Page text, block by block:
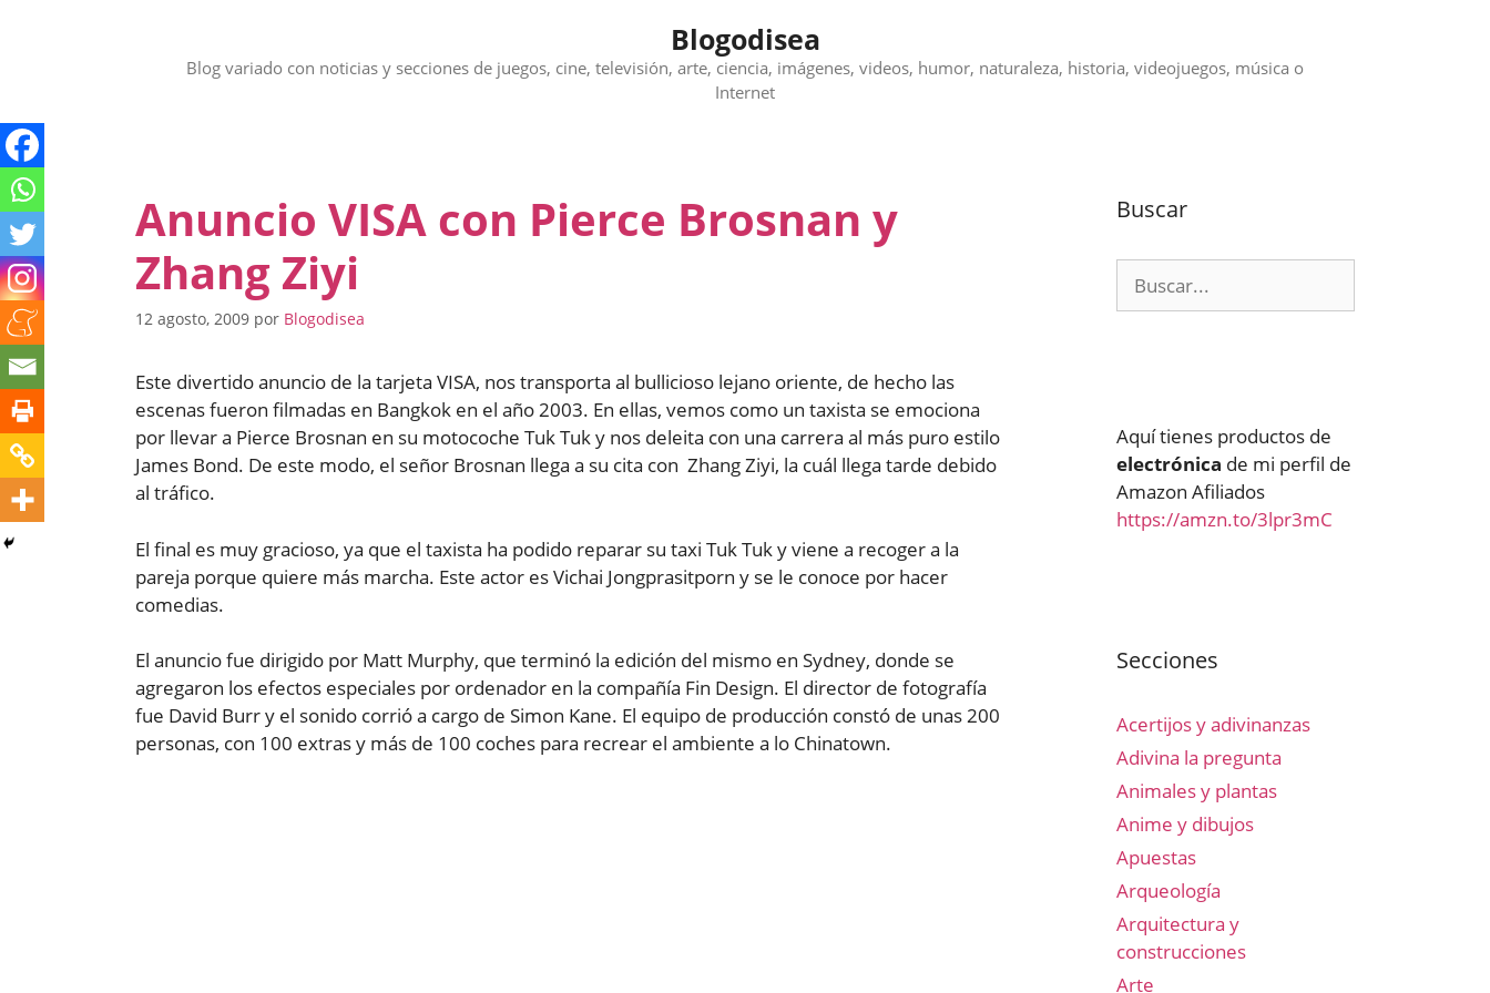
Blogodisea
Blog variado con noticias y secciones de juegos, cine, televisión, arte, ciencia, imágenes, videos, humor, naturaleza, historia, videojuegos, música o
Internet
Anuncio VISA con Pierce Brosnan y
Zhang Ziyi
12 agosto, 2009 por Blogodisea
Este divertido anuncio de la tarjeta VISA, nos transporta al bullicioso lejano oriente, de hecho las
escenas fueron filmadas en Bangkok en el año 2003. En ellas, vemos como un taxista se emociona
por llevar a Pierce Brosnan en su motocoche Tuk Tuk y nos deleita con una carrera al más puro estilo
James Bond. De este modo, el señor Brosnan llega a su cita con Zhang Ziyi, la cuál llega tarde debido
al tráfico.
El final es muy gracioso, ya que el taxista ha podido reparar su taxi Tuk Tuk y viene a recoger a la
pareja porque quiere más marcha. Este actor es Vichai Jongprasitporn y se le conoce por hacer
comedias.
El anuncio fue dirigido por Matt Murphy, que terminó la edición del mismo en Sydney, donde se
agregaron los efectos especiales por ordenador en la compañía Fin Design. El director de fotografía
fue David Burr y el sonido corrió a cargo de Simon Kane. El equipo de producción constó de unas 200
personas, con 100 extras y más de 100 coches para recrear el ambiente a lo Chinatown.
Buscar
Aquí tienes productos de
electrónica de mi perfil de
Amazon Afiliados
https://amzn.to/3lpr3mC
Secciones
Acertijos y adivinanzas
Adivina la pregunta
Animales y plantas
Anime y dibujos
Apuestas
Arqueología
Arquitectura y
construcciones
Arte